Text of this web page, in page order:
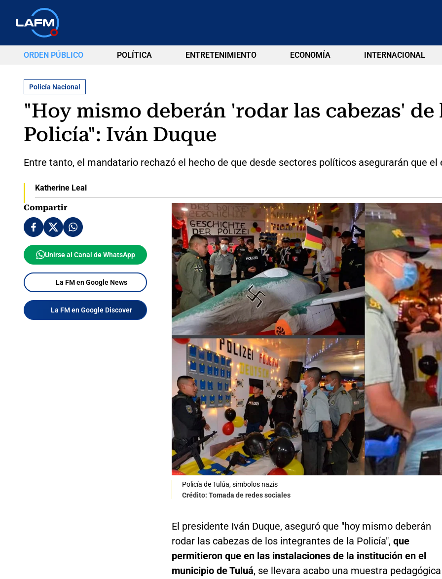
ORDEN PÚBLICO POLÍTICA ENTRETENIMIENTO ECONOMÍA INTERNACIONAL
Policía Nacional
"Hoy mismo deberán 'rodar las cabezas'
Policía": Iván Duque
Entre tanto, el mandatario rechazó el hecho de que desde sectores políticos asegurarán que
Katherine Leal
Compartir
Unirse al Canal de WhatsApp
La FM en Google News
La FM en Google Discover
Policía de Tulúa, simbolos nazis
Crédito: Tomada de redes sociales
El presidente Iván Duque, aseguró que "hoy mismo deberán
rodar las cabezas de los integrantes de la Policía", que
permitieron que en las instalaciones de la institución en el
municipio de Tuluá, se llevara acabo una muestra pedagógica